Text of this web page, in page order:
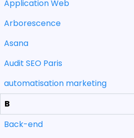
Application Web
Arborescence
Asana
Audit SEO Paris
automatisation marketing
B
Back-end